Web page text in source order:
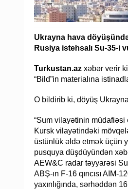
Ukrayna hava
Rusiya istehsalı Su-35-i
Turkustan.az xəbər verir
“Bild”in materialına
O bildirib ki, döyüş
“Sum vilayətinin
Kursk vilayətindəki
üstünlük əldə etmək üçün
pusquya düşdüyündən
AEW&C radar təyyarəsi
ABŞ-ın F-16 qırıcısı
yaxınlığında, sərhəddən